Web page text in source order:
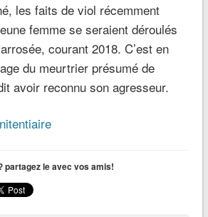
les faits de viol récemment
femme se seraient déroulés
courant 2018. C’est en
du meurtrier présumé de
avoir reconnu son agresseur.
partagez le avec vos amis!